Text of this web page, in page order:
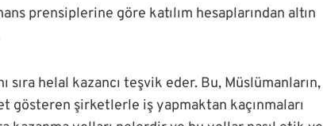
prensiplerine göre katılım hesaplarından altın
helal kazancı teşvik eder. Bu, Müslümanların,
şirketlerle iş yapmaktan kaçınmaları